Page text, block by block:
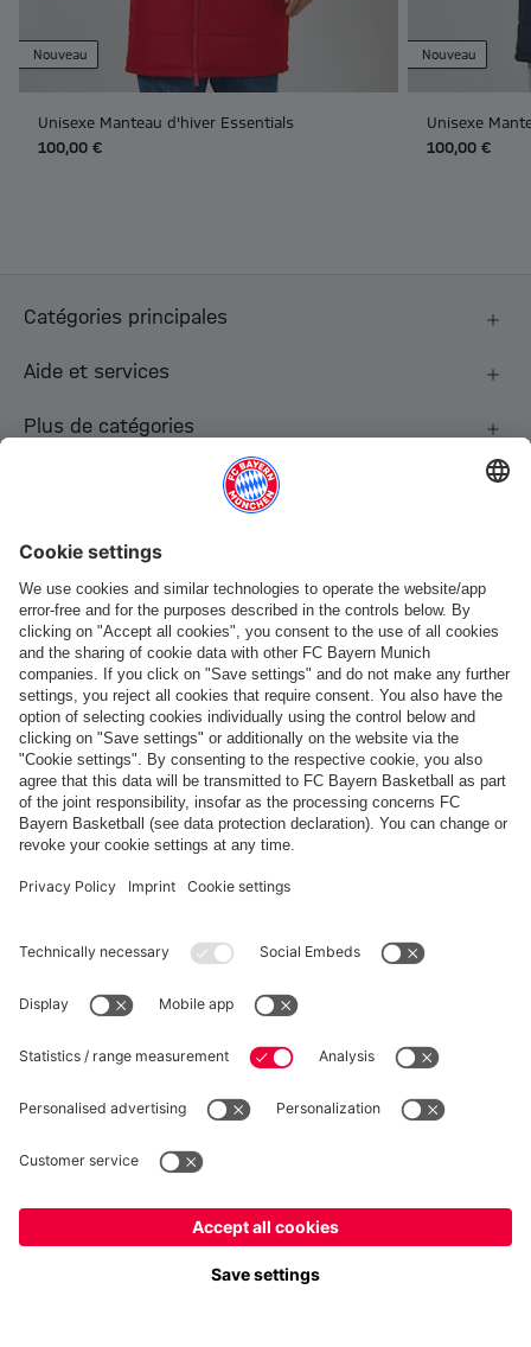
Nouveau
Unisexe Manteau d'hiver Essentials
100,00 €
Nouveau
Unisexe
100,00 €
Catégories principales
Aide et services
Plus de catégories
Paiement et livraison
FC Bayern Store App
RÉTRACTATION
Intimité
Paramètres des cookies
*Les prix incluent la TVA et excluent les frais d'expédition
© FC Bayern München AG
FC Bayern München AG, Säbener Str. 51-57, 81547 München
Francepour y livrer!
Mondialpour y livrer!